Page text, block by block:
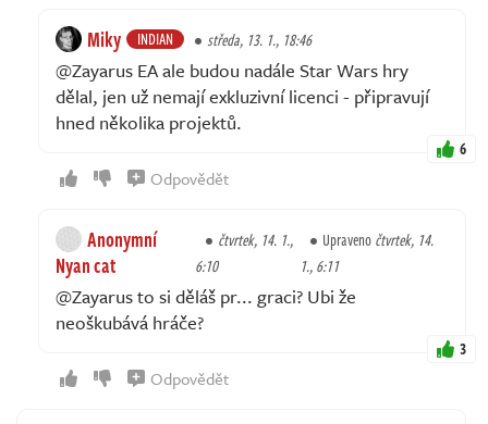
Miky INDIAN středa, 13. 1., 18:46
@Zayarus EA ale budou nadále Star Wars hry
dělal, jen už nemají exkluzivní licenci - připravují
hned několika projektů.
6
Odpovědět
Anonymní
Nyan cat
čtvrtek, 14. 1.,
6:10
Upravenočtvrtek, 14.
1., 6:11
@Zayarus to si děláš pr... graci? Ubi že
neoškubává hráče?
3
Odpovědět